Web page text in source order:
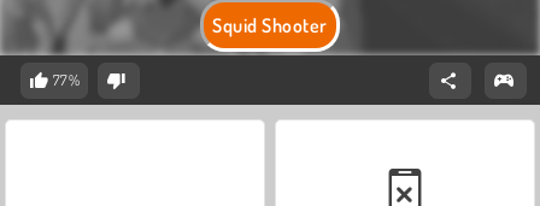
Squid Shooter
77%